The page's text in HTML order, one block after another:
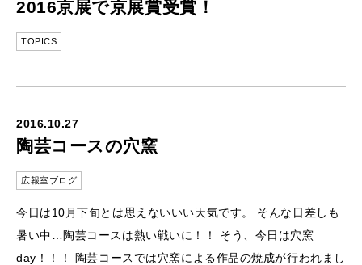
2016京展で京展賞受賞！
TOPICS
2016.10.27
陶芸コースの穴窯
広報室ブログ
今日は10月下旬とは思えないいい天気です。 そんな日差しも
暑い中…陶芸コースは熱い戦いに！！ そう、今日は穴窯
day！！！ 陶芸コースでは穴窯による作品の焼成が行われまし